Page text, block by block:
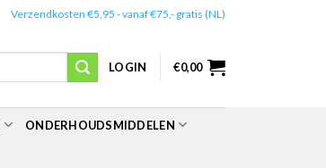
Verzendkosten €5,95 - vanaf €75,- gratis (NL)
LOGIN €0,00
ONDERHOUDSMIDDELEN